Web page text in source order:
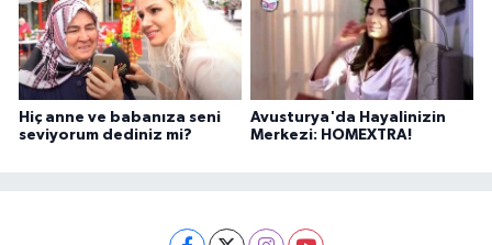
Hiç anne ve babanıza seni
seviyorum dediniz mi?
Avusturya'da Hayalinizin
Merkezi: HOMEXTRA!